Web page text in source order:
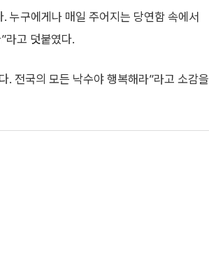
누구에게나 매일 주어지는 당연함 속에서
라고 덧붙였다.
. 전국의 모든 낙수야 행복해라”라고 소감을